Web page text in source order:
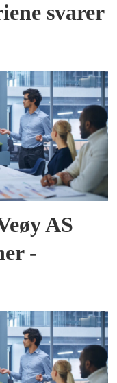
svarer
AS
-